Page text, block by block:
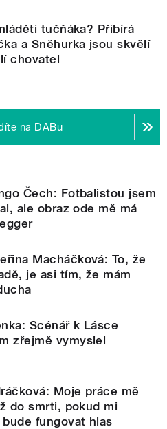
tučňáka? Přibírá
a Sněhurka jsou skvělí
chovatel
na DABu
Čech: Fotbalistou jsem
ale obraz ode mě má
Macháčková: To, že
je asi tím, že mám
Scénář k Lásce
zřejmě vymyslel
Moje práce mě
do smrti, pokud mi
fungovat hlas